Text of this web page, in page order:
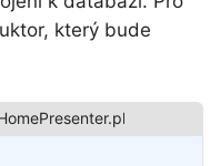
který bude